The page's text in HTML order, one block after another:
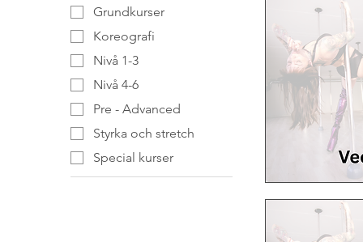
Grundkurser
Koreografi
Nivå 1-3
Nivå 4-6
Pre - Advanced
Styrka och stretch
Special kurser